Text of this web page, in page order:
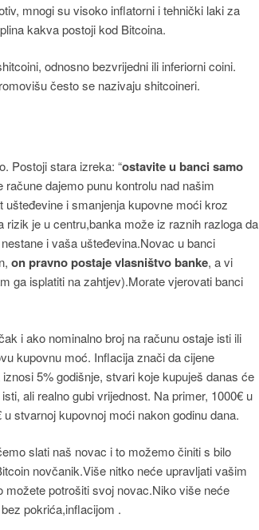
mnogi su visoko inflatorni i tehnički laki za
kakva postoji kod Bitcoina.
odnosno bezvrijedni ili inferiorni coini.
često se nazivaju shitcoineri.
Postoji stara izreka: “ostavite u banci samo
dajemo punu kontrolu nad našim
i smanjenja kupovne moći kroz
je u centru,banka može iz raznih razloga da
i vaša ušteđevina.Novac u banci
on pravno postaje vlasništvo banke, a vi
ga isplatiti na zahtjev).Morate vjerovati banci
i ako nominalno broj na računu ostaje isti ili
kupovnu moć. Inflacija znači da cijene
5% godišnje, stvari koje kupuješ danas će
ali realno gubi vrijednost. Na primer, 1000€ u
stvarnoj kupovnoj moći nakon godinu dana.
slati naš novac i to možemo činiti s bilo
novčanik.Više nitko neće upravljati vašim
potrošiti svoj novac.Niko više neće
pokrića,inflacijom .